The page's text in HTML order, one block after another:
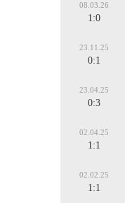
08.03.26
1:0
23.11.25
0:1
23.04.25
0:3
02.04.25
1:1
02.02.25
1:1